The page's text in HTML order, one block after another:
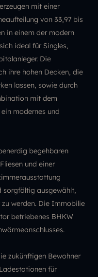
mit einer
von 33,97 bis
in einem der modern
ideal für Singles,
Die
ihre hohen Decken, die
lassen, sowie durch
mit dem
modernes und
begehbaren
und einer
sorgfältig ausgewählt,
werden. Die Immobilie
betriebenes BHKW
zukünftigen Bewohner
für